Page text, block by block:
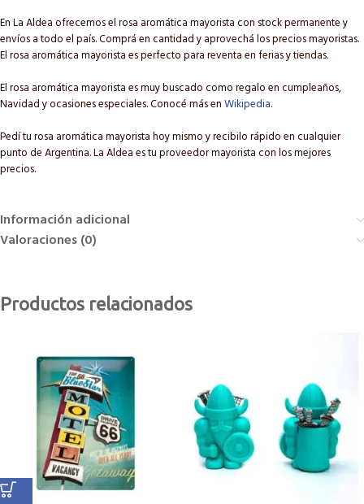
En La Aldea ofrecemos el rosa aromática mayorista con stock permanente y
envíos a todo el país. Comprá en cantidad y aprovechá los precios mayoristas.
El rosa aromática mayorista es perfecto para reventa en ferias y tiendas.
El rosa aromática mayorista es muy buscado como regalo en cumpleaños,
Navidad y ocasiones especiales. Conocé más enWikipedia.
Pedí tu rosa aromática mayorista hoy mismo y recibilo rápido en cualquier
punto de Argentina. La Aldea es tu proveedor mayorista con los mejores
precios.
Información adicional
Valoraciones (0)
Productos relacionados